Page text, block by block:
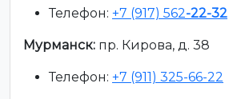
Телефон: +7 (917) 562-22-32
Мурманск: пр. Кирова, д. 38
Телефон: +7 (911) 325-66-22